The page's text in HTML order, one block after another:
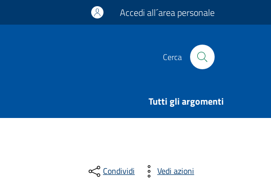
Accedi all´area personale
Cerca
Tutti gli argomenti
Condividi Vedi azioni